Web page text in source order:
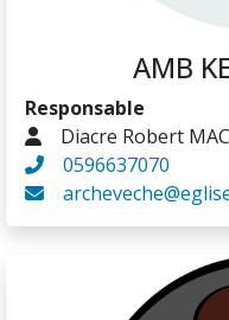
AMB
Responsable
Diacre Robert
0596637070